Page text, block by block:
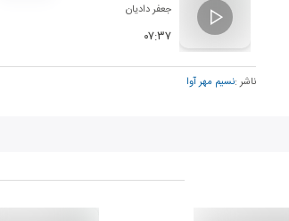
جعفر دادیان
۰۷:۳۷
ناشر :نسیم مهر آوا